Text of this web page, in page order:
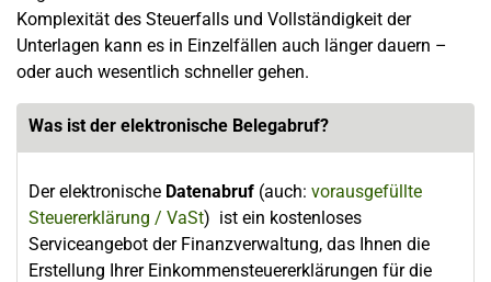
Komplexität des Steuerfalls und Vollständigkeit der
Unterlagen kann es in Einzelfällen auch länger dauern –
oder auch wesentlich schneller gehen.
Was ist der elektronische Belegabruf?
Der elektronische Datenabruf (auch: vorausgefüllte
Steuererklärung / VaSt) ist ein kostenloses
Serviceangebot der Finanzverwaltung, das Ihnen die
Erstellung Ihrer Einkommensteuererklärungen für die